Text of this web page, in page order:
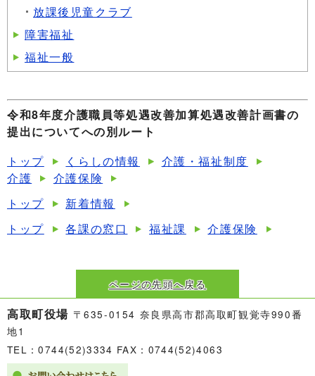
放課後児童クラブ
障害福祉
福祉一般
令和8年度介護職員等処遇改善加算処遇改善計画書の
提出についてへの別ルート
トップ
くらしの情報
介護・福祉制度
介護
介護保険
トップ
新着情報
トップ
各課の窓口 福祉課 介護保険
ページの先頭へ戻る
高取町役場 〒635-0154 奈良県高市郡高取町観覚寺990番
地1
TEL：0744(52)3334 FAX：0744(52)4063